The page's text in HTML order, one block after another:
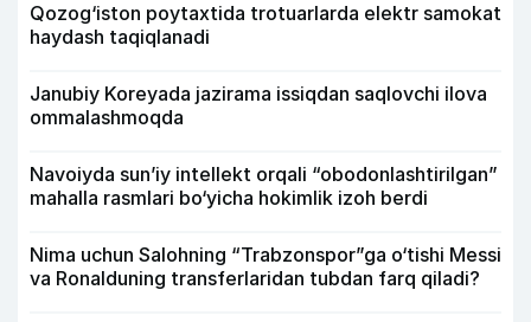
Qozog‘iston poytaxtida trotuarlarda elektr samokat
haydash taqiqlanadi
Janubiy Koreyada jazirama issiqdan saqlovchi ilova
ommalashmoqda
Navoiyda sun’iy intellekt orqali “obodonlashtirilgan”
mahalla rasmlari bo‘yicha hokimlik izoh berdi
Nima uchun Salohning “Trabzonspor”ga o‘tishi Messi
va Ronalduning transferlaridan tubdan farq qiladi?